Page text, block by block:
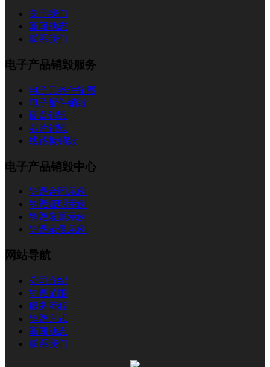
关于我们
新闻动态
联系我们
电子产品销毁服务
电子元器件销毁
电子配件销毁
硬盘销毁
芯片销毁
线路板销毁
电子产品销毁中心
销毁合同示例
销毁证明示例
销毁发票示例
销毁录像示例
网站导航
公司介绍
销毁范围
服务流程
销毁方式
新闻动态
联系我们